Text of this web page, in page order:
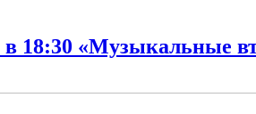
в 18:30 «Музыкальные